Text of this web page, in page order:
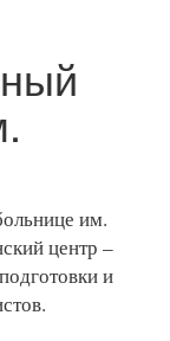
им.
центр –
и